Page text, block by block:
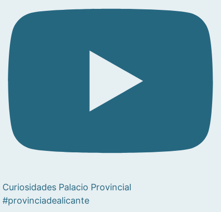
Curiosidades Palacio Provincial
#provinciadealicante